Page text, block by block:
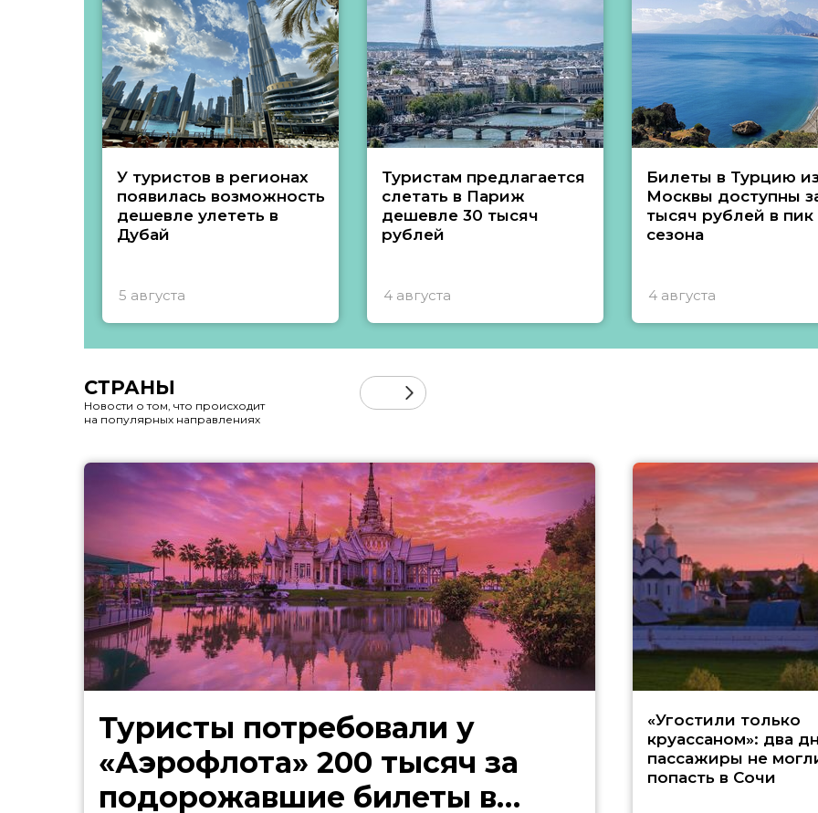
У туристов в регионах
появилась возможность
дешевле улететь в
Дубай
5 августа
Туристам предлагается
слетать в Париж
дешевле 30 тысяч
рублей
4 августа
Билеты в Турцию из
Москвы доступны
тысяч рублей в пик
сезона
4 августа
СТРАНЫ
Новости о том, что происходит
на популярных направлениях
Туристы потребовали у
«Аэрофлота» 200 тысяч за
подорожавшие билеты в
«Угостили только
круассаном»: два
пассажиры не
попасть в Сочи